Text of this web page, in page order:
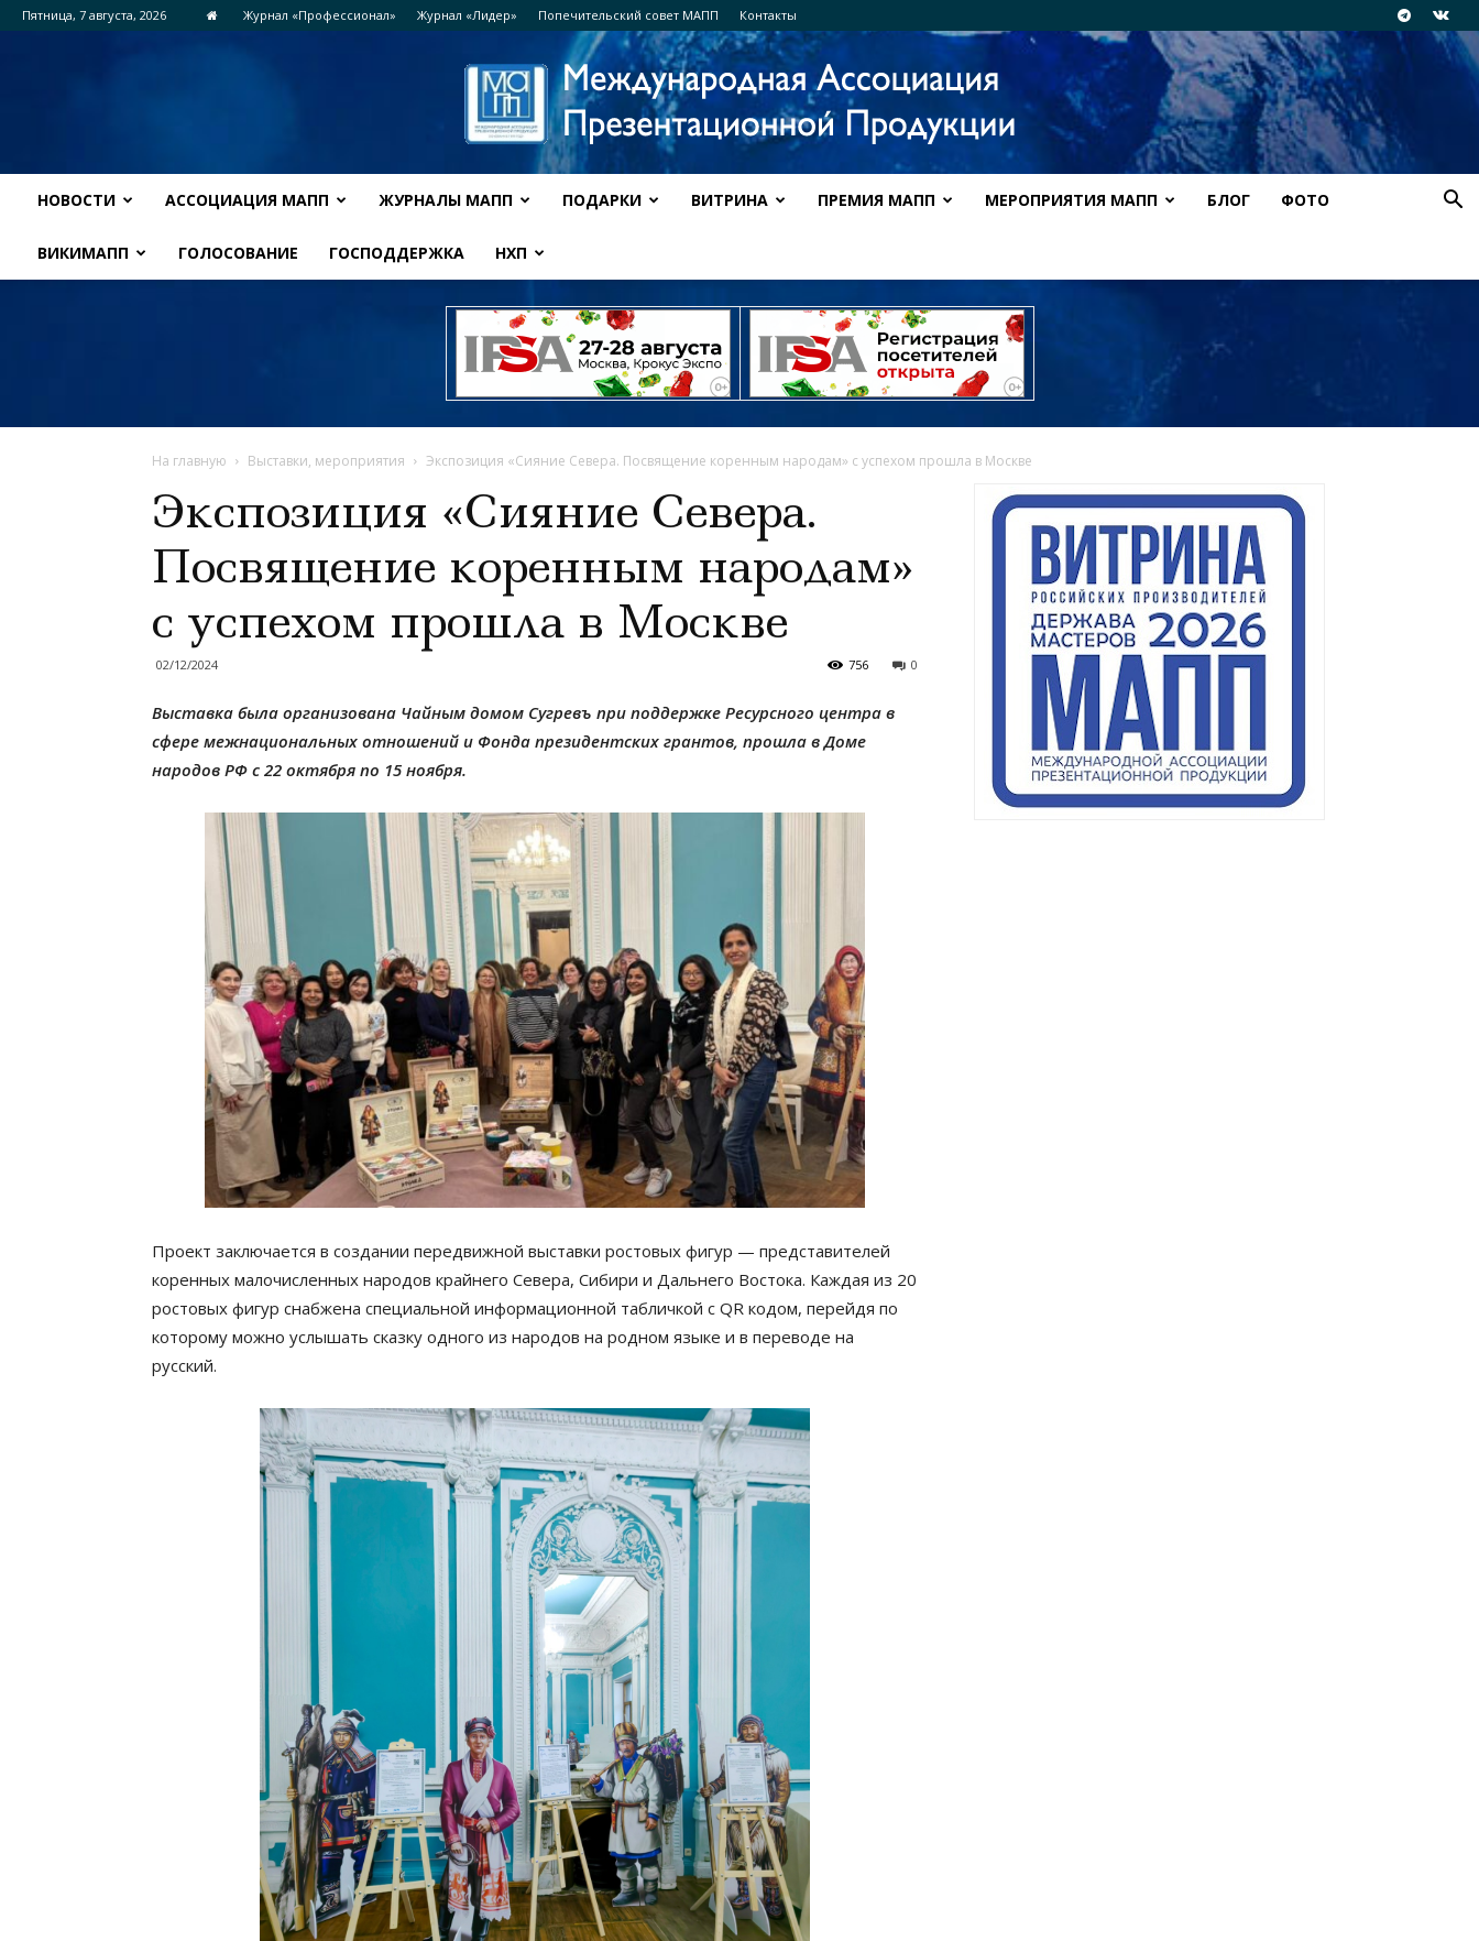
Пятница, 7 августа, 2026 Журнал «Профессионал» Журнал «Лидер» Попечительский совет МАПП Контакты
НОВОСТИ АССОЦИАЦИЯ МАПП ЖУРНАЛЫ МАПП ПОДАРКИ ВИТРИНА ПРЕМИЯ МАПП МЕРОПРИЯТИЯ МАПП БЛОГ ФОТО
ВИКИМАПП ГОЛОСОВАНИЕ ГОСПОДДЕРЖКА НХП
На главную Выставки, мероприятия Экспозиция «Сияние Севера. Посвящение коренным народам» с успехом прошла в Москве
Экспозиция «Сияние Севера.
Посвящение коренным народам»
с успехом прошла в Москве
02/12/2024 0
756
Выставка была организована Чайным домом Сугревъ при поддержке Ресурсного центра в
сфере межнациональных отношений и Фонда президентских грантов, прошла в Доме
народов РФ с 22 октября по 15 ноября.
Проект заключается в создании передвижной выставки ростовых фигур — представителей
коренных малочисленных народов крайнего Севера, Сибири и Дальнего Востока. Каждая из 20
ростовых фигур снабжена специальной информационной табличкой с QR кодом, перейдя по
которому можно услышать сказку одного из народов на родном языке и в переводе на
русский.